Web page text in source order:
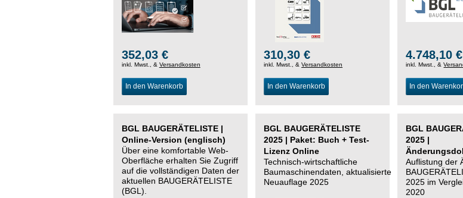
352,03 €
inkl. Mwst., & Versandkosten
In den Warenkorb
310,30 €
inkl. Mwst., &Versandkosten
In den Warenkorb
4.748,10 €
inkl. Mwst., &
In den
BGL BAUGERÄTELISTE |
Online-Version (englisch)
Über eine komfortable Web-
Oberfläche erhalten Sie Zugriff
auf die vollständigen Daten der
aktuellen BAUGERÄTELISTE
(BGL).
BGL BAUGERÄTELISTE
2025 | Paket: Buch + Test-
Lizenz Online
Technisch-wirtschaftliche
Baumaschinendaten,aktualisierte
Neuauflage 2025
BGL
2025 |
Auflistung der
2025 im
2020